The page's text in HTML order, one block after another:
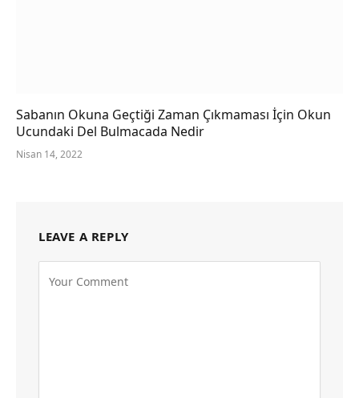
Sabanın Okuna Geçtiği Zaman Çıkmaması İçin Okun
Ucundaki Del Bulmacada Nedir
Nisan 14, 2022
LEAVE A REPLY